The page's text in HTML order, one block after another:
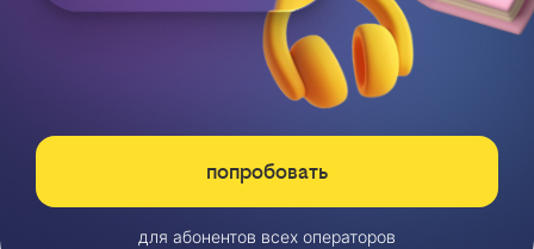
попробовать
для абонентов всех операторов